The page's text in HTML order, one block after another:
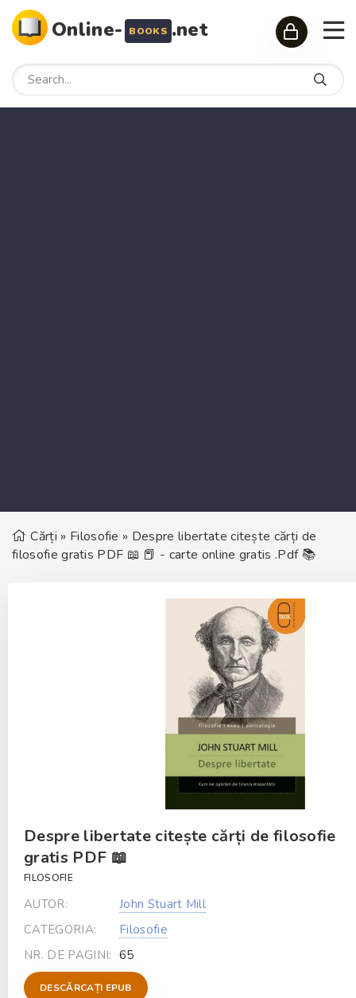
Online- BOOKS .net
Cărți » Filosofie » Despre libertate citește cărți de
filosofie gratis PDF 📖 📕 - carte online gratis .Pdf 📚
Despre libertate citește cărți de filosofie
gratis PDF 📖
FILOSOFIE
AUTOR:
John Stuart Mill
CATEGORIA:
Filosofie
NR. DE PAGINI: 65
DESCĂRCAȚI EPUB